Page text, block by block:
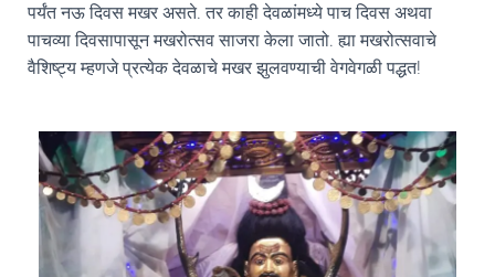
पर्यंत नऊ दिवस मखर असते. तर काही देवळांमध्ये पाच दिवस अथवा
पाचव्या दिवसापासून मखरोत्सव साजरा केला जातो. ह्या मखरोत्सवाचे
वैशिष्ट्य म्हणजे प्रत्येक देवळाचे मखर झुलवण्याची वेगवेगळी पद्धत!